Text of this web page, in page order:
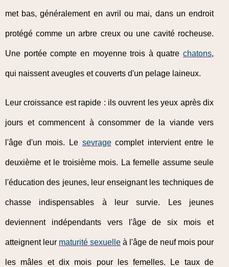
met bas, généralement en avril ou mai, dans un endroit
protégé comme un arbre creux ou une cavité rocheuse.
Une portée compte en moyenne trois à quatre chatons,
qui naissent aveugles et couverts d'un pelage laineux.
Leur croissance est rapide : ils ouvrent les yeux après dix
jours et commencent à consommer de la viande vers
l'âge d'un mois. Le sevragecomplet intervient entre le
deuxième et le troisième mois. La femelle assume seule
l'éducation des jeunes, leur enseignant les techniques de
chasse indispensables à leur survie. Les jeunes
deviennent indépendants vers l'âge de six mois et
atteignent leur maturité sexuelle à l'âge de neuf mois pour
les mâles et dix mois pour les femelles. Le taux de